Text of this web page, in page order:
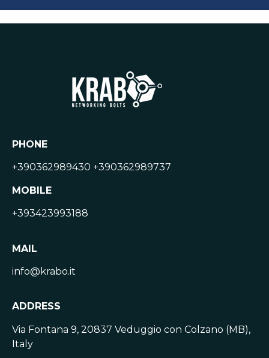
PHONE
+390362989430 +390362989737
MOBILE
+393423993188
MAIL
info@krabo.it
ADDRESS
Via Fontana 9, 20837 Veduggio con Colzano (MB),
Italy